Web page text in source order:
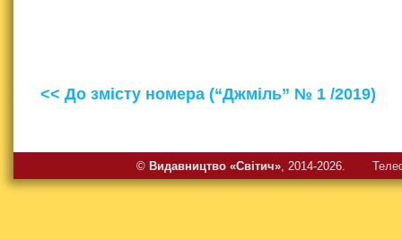
<< До змісту номера (“Джміль” № 1 /2019)
© Видавництво «Свiтич», 2014-2026.